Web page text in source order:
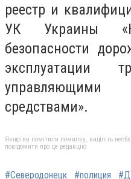
реестр и
УК Украины
безопасности
эксплуатации
средствами».
Якщо ви помітили помилку, виділіть
повідомити про це редакцію
#Северодонецк #полиция